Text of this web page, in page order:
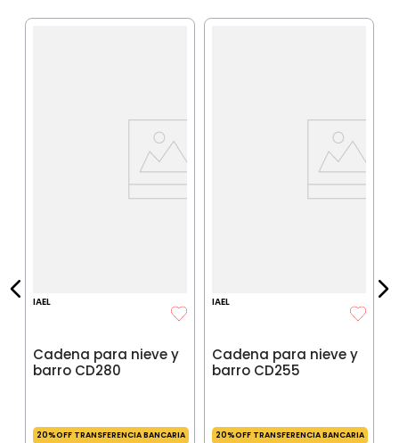
IAEL
Cadena para nieve y
barro CD280
20%OFF TRANSFERENCIA BANCARIA
IAEL
Cadena para nieve y
barro CD255
20%OFF TRANSFERENCIA BANCARIA